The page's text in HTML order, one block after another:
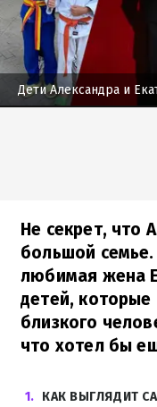
Дети Александра и
Не секрет, что
большой семье.
любимая жена
детей,
близкого
что хотел бы
1
КАК ВЫГЛЯДИТ